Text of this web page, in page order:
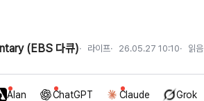
(EBS 다큐) 라이프 26.05.27 10:10 읽음
Alan ChatGPT Claude Grok